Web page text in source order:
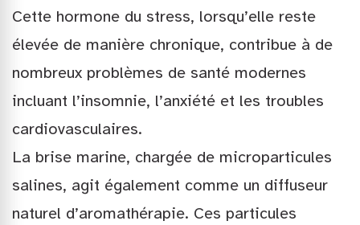
Cette hormone du stress, lorsqu’elle reste
élevée de manière chronique, contribue à de
nombreux problèmes de santé modernes
incluant l’insomnie, l’anxiété et les troubles
cardiovasculaires.
La brise marine, chargée de microparticules
salines, agit également comme un diffuseur
naturel d’aromathérapie. Ces particules